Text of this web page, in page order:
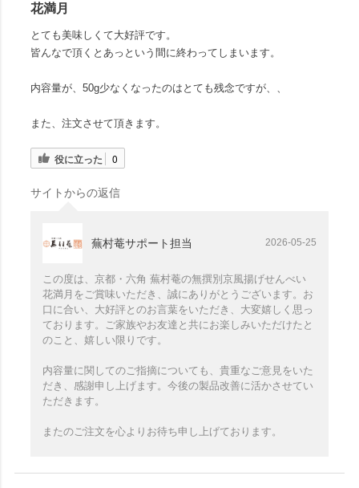
花満月
とても美味しくて大好評です。
皆んなで頂くとあっという間に終わってしまいます。
内容量が、50g少なくなったのはとても残念ですが、、
また、注文させて頂きます。
役に立った 0
サイトからの返信
蕪村菴サポート担当 2026-05-25
この度は、京都・六角 蕪村菴の無撰別京風揚げせんべい
花満月をご賞味いただき、誠にありがとうございます。お
口に合い、大好評とのお言葉をいただき、大変嬉しく思っ
ております。ご家族やお友達と共にお楽しみいただけたと
のこと、嬉しい限りです。
内容量に関してのご指摘についても、貴重なご意見をいた
だき、感謝申し上げます。今後の製品改善に活かさせてい
ただきます。
またのご注文を心よりお待ち申し上げております。